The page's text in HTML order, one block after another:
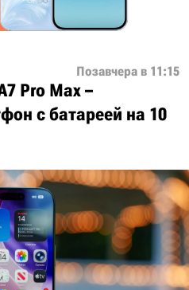
Позавчера в 11:15
Pro Max –
с батареей на 10